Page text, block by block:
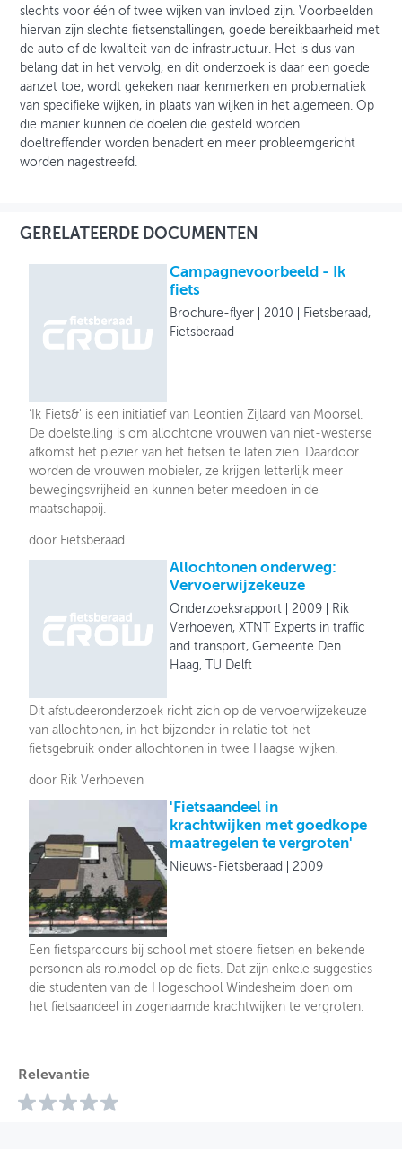
slechts voor één of twee wijken van invloed zijn. Voorbeelden
hiervan zijn slechte fietsenstallingen, goede bereikbaarheid met
de auto of de kwaliteit van de infrastructuur. Het is dus van
belang dat in het vervolg, en dit onderzoek is daar een goede
aanzet toe, wordt gekeken naar kenmerken en problematiek
van specifieke wijken, in plaats van wijken in het algemeen. Op
die manier kunnen de doelen die gesteld worden
doeltreffender worden benadert en meer probleemgericht
worden nagestreefd.
GERELATEERDE DOCUMENTEN
Campagnevoorbeeld - Ik
fiets
Brochure-flyer 2010
Fietsberaad,
Fietsberaad
‘Ik Fiets&' is een initiatief van Leontien Zijlaard van Moorsel.
De doelstelling is om allochtone vrouwen van niet-westerse
afkomst het plezier van het fietsen te laten zien. Daardoor
worden de vrouwen mobieler, ze krijgen letterlijk meer
bewegingsvrijheid en kunnen beter meedoen in de
maatschappij.
door Fietsberaad
Allochtonen onderweg:
Vervoerwijzekeuze
Onderzoeksrapport 2009
Rik
Verhoeven, XTNT Experts in traffic
and transport, Gemeente Den
Haag, TU Delft
Dit afstudeeronderzoek richt zich op de vervoerwijzekeuze
van allochtonen, in het bijzonder in relatie tot het
fietsgebruik onder allochtonen in twee Haagse wijken.
door Rik Verhoeven
'Fietsaandeel in
krachtwijken met goedkope
maatregelen te vergroten'
Nieuws-Fietsberaad 2009
Een fietsparcours bij school met stoere fietsen en bekende
personen als rolmodel op de fiets. Dat zijn enkele suggesties
die studenten van de Hogeschool Windesheim doen om
het fietsaandeel in zogenaamde krachtwijken te vergroten.
Relevantie